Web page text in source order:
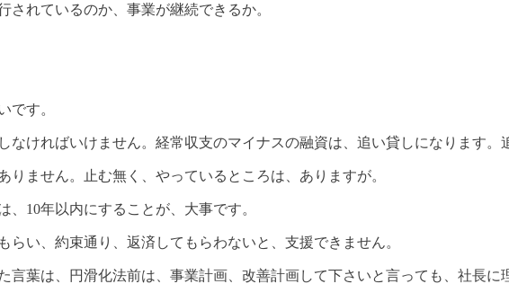
れているのか、事業が継続できるか。
です。
ければいけません。経常収支のマイナスの融資は、追い貸しになります。
ません。止む無く、やっているところは、ありますが。
10年以内にすることが、大事です。
い、約束通り、返済してもらわないと、支援できません。
言葉は、円滑化法前は、事業計画、改善計画して下さいと言っても、社長